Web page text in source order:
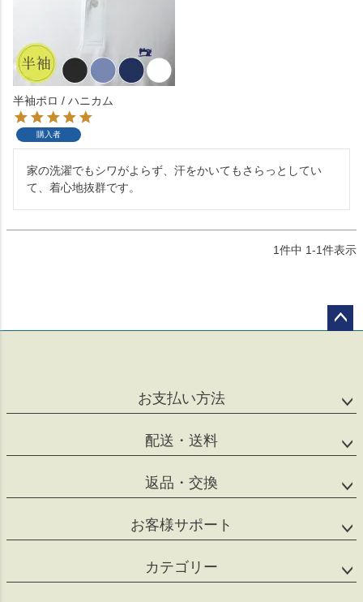
半袖ポロ / ハニカム
購入者
家の洗濯でもシワがよらず、汗をかいてもさらっとしてい
て、着心地抜群です。
1件中 1-1件表示
お支払い方法
配送・送料
返品・交換
お客様サポート
カテゴリー